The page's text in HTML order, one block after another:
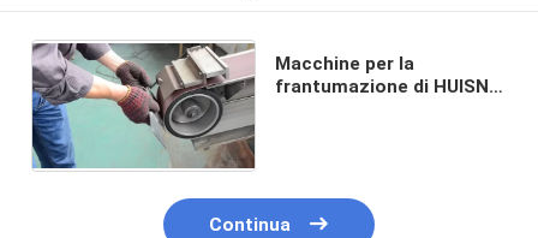
Macchine per la
frantumazione di HUISN
Continua